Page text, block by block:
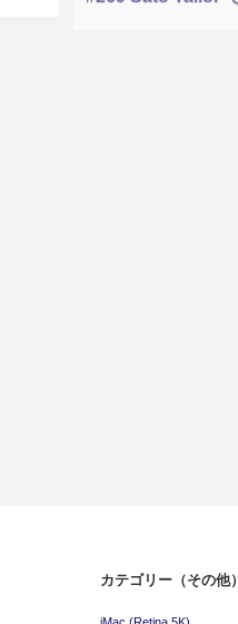
カテゴリー（その他）